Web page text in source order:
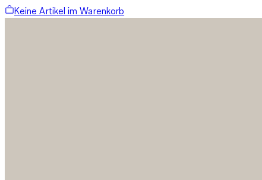
Keine Artikel im Warenkorb